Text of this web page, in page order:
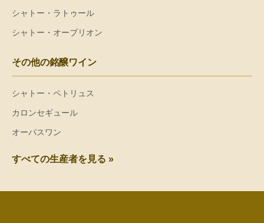
シャトー・ラトゥール
シャトー・オーブリオン
その他の銘醸ワイン
シャトー・ペトリュス
カロンセギュール
オーパスワン
すべての生産者を見る »